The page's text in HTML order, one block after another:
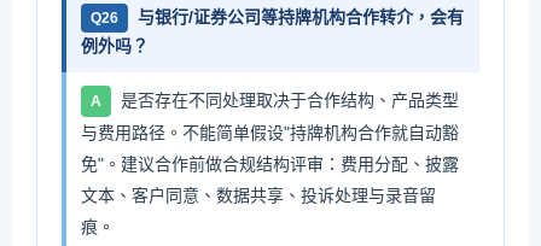
Q26
与银行/证券公司等持牌机构合作转介，会有
例外吗？
A
是否存在不同处理取决于合作结构、产品类型
与费用路径。不能简单假设"持牌机构合作就自动豁
免"。建议合作前做合规结构评审：费用分配、披露
文本、客户同意、数据共享、投诉处理与录音留
痕。